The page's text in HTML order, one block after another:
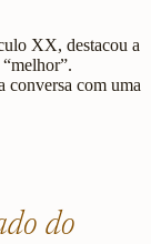
XX, destacou a
conversa com uma
do